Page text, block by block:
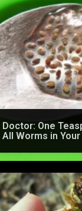
Doctor: One
All Worms in Your